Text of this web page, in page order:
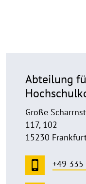
Abteilung
Große
117, 102
15230
+49